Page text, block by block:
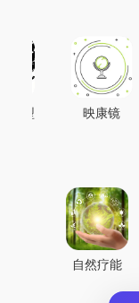
模型 映康镜
自然疗能